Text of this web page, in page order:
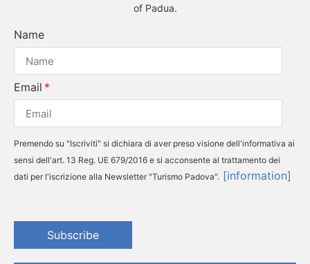
of Padua.
Name
Email
Premendo su "Iscriviti" si dichiara di aver preso visione dell'informativa ai
sensi dell'art. 13 Reg. UE 679/2016 e si acconsente al trattamento dei
dati per l'iscrizione alla Newsletter "Turismo Padova". [information]
Subscribe